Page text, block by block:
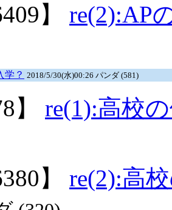
】 re(2):AP
学？ 2018/5/30(水)00:26 パンダ (581)
】 re(1):高校
】 re(2):高